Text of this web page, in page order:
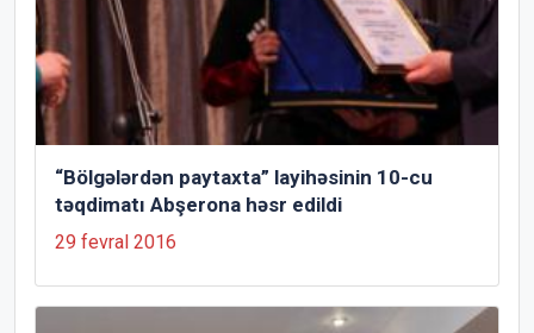
“Bölgələrdən paytaxta” layihəsinin 10-cu
təqdimatı Abşerona həsr edildi
29 fevral 2016